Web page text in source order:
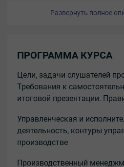
взаимодействия с
законодательства, приемы
Требования к поступающим
Среднее профессиональное
Результаты обучения
- особенности первого контура
управления;
Развернуть полное
ПРОГРАММА КУРСА
Цели, задачи слушателей
Требования к
итоговой презентации.
Управленческая и
деятельность, контуры
производстве
Производственный